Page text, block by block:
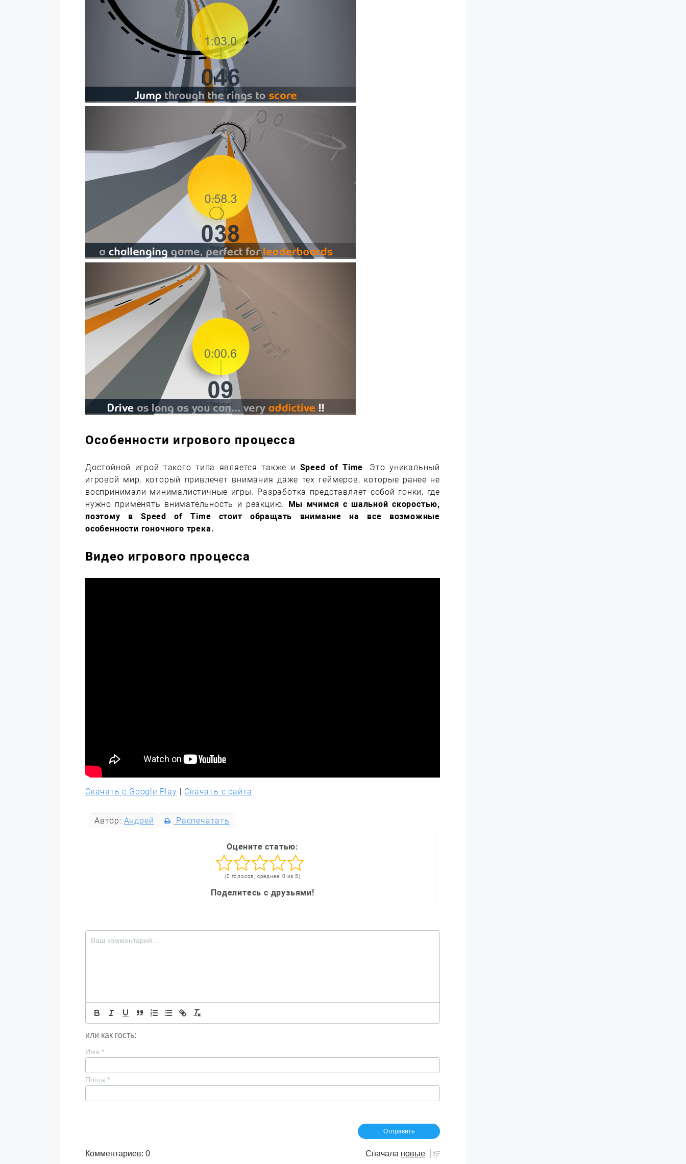
Особенности игрового процесса
Достойной игрой такого типа является также и Speed of Time. Это уникальный
игровой мир, который привлечет внимания даже тех геймеров, которые ранее не
воспринимали минималистичные игры. Разработка представляет собой гонки, где
нужно применять внимательность и реакцию. Мы мчимся с шальной скоростью,
поэтому в Speed of Time стоит обращать внимание на все возможные
особенности гоночного трека.
Видео игрового процесса
Скачать с Google Play | Скачать с сайта
Автор: Андрей Распечатать
Оцените статью:
(0 голосов, среднее: 0 из 5)
Поделитесь с друзьями!
или как гость:
Имя *
Почта *
Комментариев: 0 Сначала новые